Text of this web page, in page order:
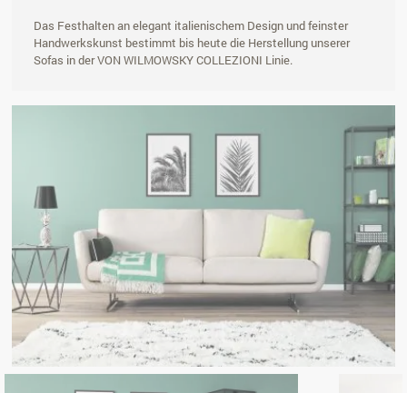
Das Festhalten an elegant italienischem Design und feinster
Handwerkskunst bestimmt bis heute die Herstellung unserer
Sofas in der VON WILMOWSKY COLLEZIONI Linie.